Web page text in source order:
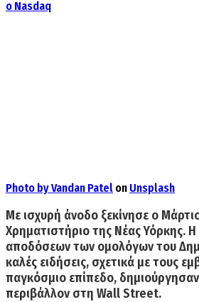
Photo byVandan Patel on Unsplash
Με ισχυρή άνοδο ξεκίνησε ο
Χρηματιστήριο της Νέας Υόρκης. Η
αποδόσεων των ομολόγων του
καλές ειδήσεις, σχετικά με τους
παγκόσμιο επίπεδο,
περιβάλλον στη Wall Street.